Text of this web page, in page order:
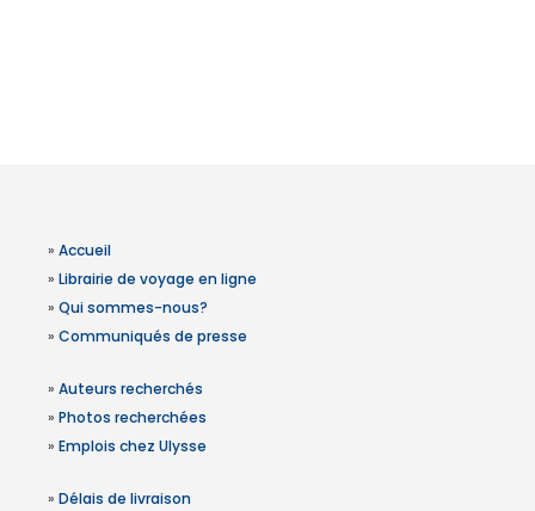
» Accueil
» Librairie de voyage en ligne
» Qui sommes-nous?
» Communiqués de presse
» Auteurs recherchés
» Photos recherchées
» Emplois chez Ulysse
» Délais de livraison